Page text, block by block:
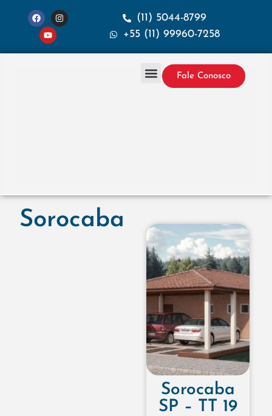
(11) 5044-8799
+55 (11) 99960-7258
Fale Conosco
Sorocaba
Sorocaba
SP – TT 19